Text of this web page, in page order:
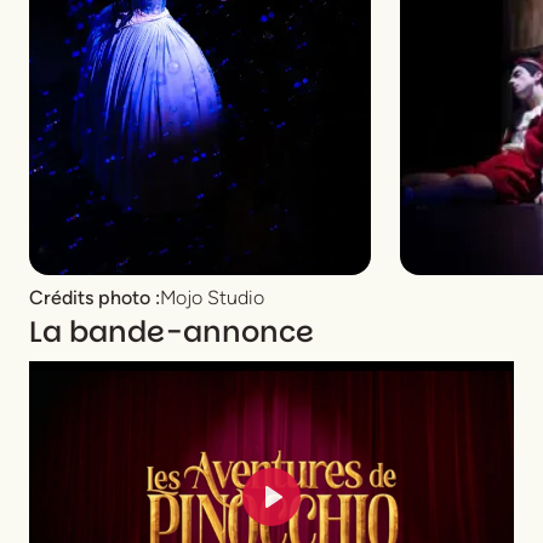
Crédits photo :Mojo Studio
La bande-annonce
Play